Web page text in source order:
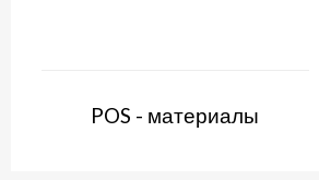
POS - материалы